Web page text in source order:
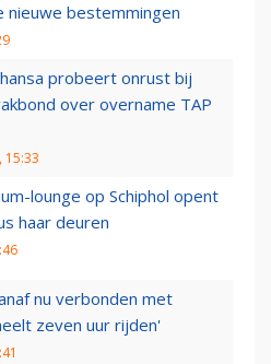
nieuwe bestemmingen
probeert onrust bij
over overname TAP
15:33
lounge op Schiphol opent
haar deuren
nu verbonden met
zeven uur rijden'